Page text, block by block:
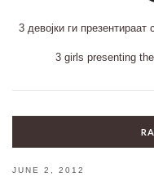
3 девојки ги
3 girls presenting
JUNE 2, 2012